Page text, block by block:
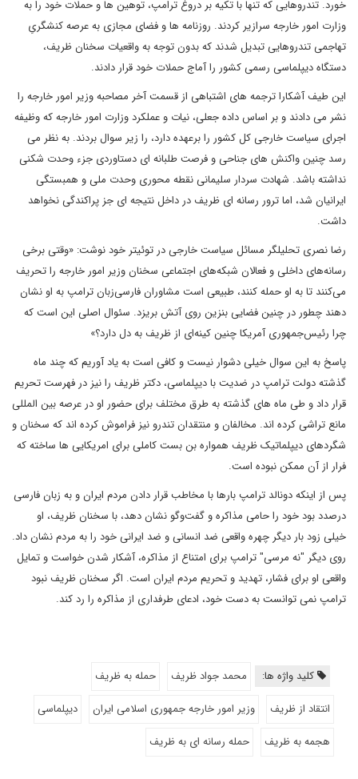
خورد. تندروهایی که تنها با تکیه بر دروغ ترامپ، توهین ها و حملات خود را به
وزارت امور خارجه سرازیر کردند. روزنامه ها و فضای مجازی به عرصه کنشگریِ
تهاجمی تندروهایی تبدیل شدند که بدون توجه به واقعیات سخنان ظریف،
دستگاه دیپلماسی رسمی کشور را آماج حملات خود قرار دادند.
این طیف آشکارا ترجمه های اشتباهی از قسمت آخر مصاحبه وزیر امور خارجه را
نشر می دادند و بر اساس داده جعلی، نیات و عملکرد وزارت امور خارجه که وظیفه
اجرای سیاست خارجی کل کشور را برعهده دارد، را زیر سوال بردند. به نظر می
رسد چنین واکنش های جناحی و فرصت طلبانه ای دستاوردی جزء وحدت شکنی
نداشته باشد. شهادت سردار سلیمانی نقطه محوری وحدت ملی و همبستگی
ایرانیان شد، اما ترور رسانه ای ظریف در داخل نتیجه ای جز پراکندگی نخواهد
داشت.
رضا نصری تحلیلگر مسائل سیاست خارجی در توئیتر خود نوشت: «وقتی برخی
رسانه‌های داخلی و فعالان شبکه‌های اجتماعی سخنان وزیر امور خارجه را تحریف
می‌کنند تا به او حمله کنند، طبیعی است مشاوران فارسی‌زبان ترامپ به او نشان
دهند چطور در چنین فضایی بنزین روی آتش بریزد. سئوال اصلی این است که
چرا رئیس‌جمهوری آمریکا چنین کینه‌ای از ظریف به دل دارد؟»
پاسخ به این سوال خیلی دشوار نیست و کافی است به یاد آوریم که چند ماه
گذشته دولت ترامپ در ضدیت با دیپلماسی، دکتر ظریف را نیز در فهرست تحریم
قرار داد و طی ماه های گذشته به طرق مختلف برای حضور او در عرصه بین المللی
مانع تراشی کرده اند. مخالفان و منتقدان تندرو نیز فراموش کرده اند که سخنان و
شگردهای دیپلماتیک ظریف همواره بن بست کاملی برای امریکایی ها ساخته که
فرار از آن ممکن نبوده است.
پس از اینکه دونالد ترامپ بارها با مخاطب قرار دادن مردم ایران و به زبان فارسی
درصدد بود خود را حامی مذاکره و گفت‌وگو نشان دهد، با سخنان ظریف، او
خیلی زود بار دیگر چهره واقعی ضد انسانی و ضد ایرانی خود را به مردم نشان داد.
روی دیگر "نه مرسی" ترامپ برای امتناع از مذاکره، آشکار شدن خواست و تمایل
واقعی او برای فشار، تهدید و تحریم مردم ایران است. اگر سخنان ظریف نبود
ترامپ نمی توانست به دست خود، ادعای طرفداری از مذاکره را رد کند.
کلید واژه ها: محمد جواد ظریف
حمله به ظریف
انتقاد از ظریف
وزیر امور خارجه جمهوری اسلامی ایران
دیپلماسی
هجمه به ظریف
حمله رسانه ای به ظریف